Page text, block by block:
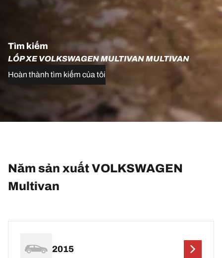
Tìm kiếm
LỐP XE VOLKSWAGEN MULTIVAN MULTIVAN
Hoàn thành tìm kiếm của tôi
Năm sản xuất VOLKSWAGEN
Multivan
2015